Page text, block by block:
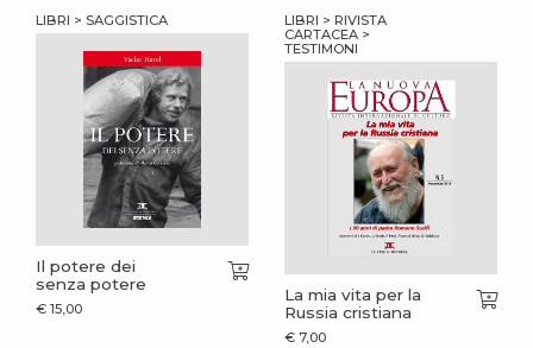
LIBRI > SAGGISTICA
Il potere dei
senza potere
€ 15,00
LIBRI > RIVISTA
CARTACEA >
TESTIMONI
La mia vita per la
Russia cristiana
€ 7,00